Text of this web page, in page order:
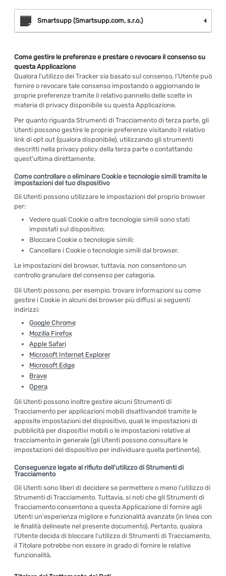
Smartsupp (Smartsupp.com, s.r.o.)
Come gestire le preferenze e prestare o revocare il consenso su
questa Applicazione
Qualora l’utilizzo dei Tracker sia basato sul consenso, l’Utente può
fornire o revocare tale consenso impostando o aggiornando le
proprie preferenze tramite il relativo pannello delle scelte in
materia di privacy disponibile su questa Applicazione.
Per quanto riguarda Strumenti di Tracciamento di terza parte, gli
Utenti possono gestire le proprie preferenze visitando il relativo
link di opt out (qualora disponibile), utilizzando gli strumenti
descritti nella privacy policy della terza parte o contattando
quest'ultima direttamente.
Come controllare o eliminare Cookie e tecnologie simili tramite le
impostazioni del tuo dispositivo
Gli Utenti possono utilizzare le impostazioni del proprio browser
per:
Vedere quali Cookie o altre tecnologie simili sono stati
impostati sul dispositivo;
Bloccare Cookie o tecnologie simili;
Cancellare i Cookie o tecnologie simili dal browser.
Le impostazioni del browser, tuttavia, non consentono un
controllo granulare del consenso per categoria.
Gli Utenti possono, per esempio, trovare informazioni su come
gestire i Cookie in alcuni dei browser più diffusi ai seguenti
indirizzi:
Google Chrome
Mozilla Firefox
Apple Safari
Microsoft Internet Explorer
Microsoft Edge
Brave
Opera
Gli Utenti possono inoltre gestire alcuni Strumenti di
Tracciamento per applicazioni mobili disattivandoli tramite le
apposite impostazioni del dispositivo, quali le impostazioni di
pubblicità per dispositivi mobili o le impostazioni relative al
tracciamento in generale (gli Utenti possono consultare le
impostazioni del dispositivo per individuare quella pertinente).
Conseguenze legate al rifiuto dell'utilizzo di Strumenti di
Tracciamento
Gli Utenti sono liberi di decidere se permettere o meno l'utilizzo di
Strumenti di Tracciamento. Tuttavia, si noti che gli Strumenti di
Tracciamento consentono a questa Applicazione di fornire agli
Utenti un'esperienza migliore e funzionalità avanzate (in linea con
le finalità delineate nel presente documento). Pertanto, qualora
l'Utente decida di bloccare l'utilizzo di Strumenti di Tracciamento,
il Titolare potrebbe non essere in grado di fornire le relative
funzionalità.